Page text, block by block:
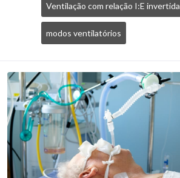
Ventilação com relação I:E invertida
modos ventilatórios